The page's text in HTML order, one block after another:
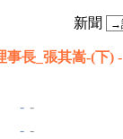
新聞
事長_張其嵩-(下) -
- -
- -